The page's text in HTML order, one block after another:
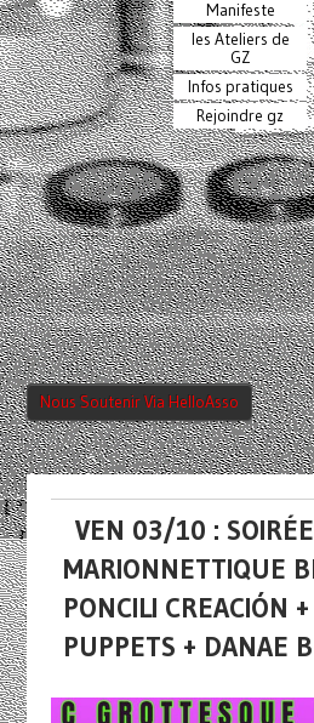
Manifeste
les Ateliers de
GZ
Infos pratiques
Rejoindre gz
Nous Soutenir Via HelloAsso
VEN 03/10 : SOIRÉE
MARIONNETTIQUE
PONCILI CREACIÓN
PUPPETS + DANAE